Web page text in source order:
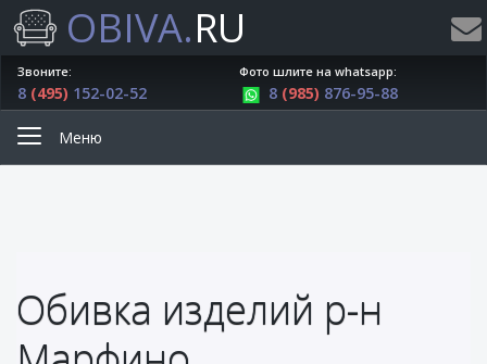
OBIVA.RU
Звоните:
8 (495) 152-02-52
Фото шлите на whatsapp:
8 (985) 876-95-88
Меню
Обивка изделий р-н